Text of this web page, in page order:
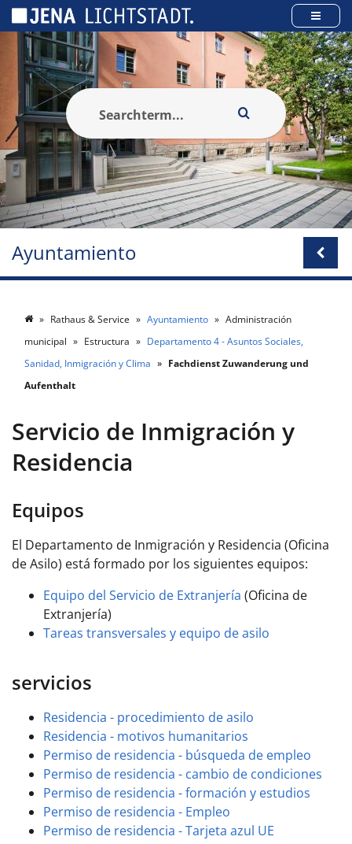
Ayuntamiento
Rathaus & Service Ayuntamiento
Administración
municipal
Estructura
Departamento 4 - Asuntos Sociales,
Sanidad, Inmigración y Clima
Fachdienst Zuwanderung und
Aufenthalt
Servicio de Inmigración y
Residencia
Equipos
El Departamento de Inmigración y Residencia (Oficina
de Asilo) está formado por los siguientes equipos:
Equipo del Servicio de Extranjería (Oficina de
Extranjería)
Tareas transversales y equipo de asilo
servicios
Residencia - procedimiento de asilo
Residencia - motivos humanitarios
Permiso de residencia - búsqueda de empleo
Permiso de residencia - cambio de condiciones
Permiso de residencia - formación y estudios
Permiso de residencia - Empleo
Permiso de residencia - Tarjeta azul UE
Panel de gestión de cookies